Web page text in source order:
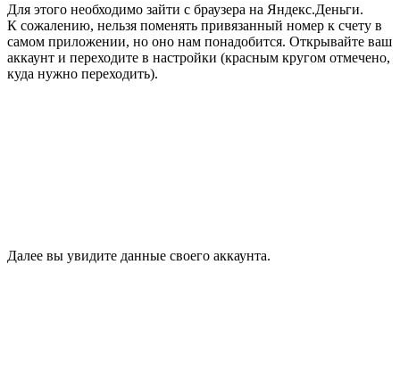
Для этого необходимо зайти с браузера на Яндекс.Деньги.
К сожалению, нельзя поменять привязанный номер к счету в
самом приложении, но оно нам понадобится. Открывайте ваш
аккаунт и переходите в настройки (красным кругом отмечено,
куда нужно переходить).
Далее вы увидите данные своего аккаунта.